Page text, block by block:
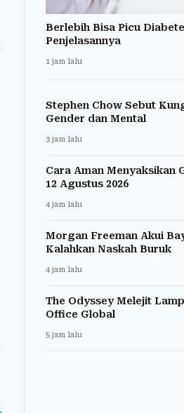
Berlebih Bisa Picu
Penjelasannya
1 jam lalu
Stephen Chow Sebut
Gender dan Mental
3 jam lalu
Cara Aman Menyaksikan
12 Agustus 2026
4 jam lalu
Morgan Freeman Akui
Kalahkan Naskah Buruk
4 jam lalu
The Odyssey Melejit
Office Global
5 jam lalu